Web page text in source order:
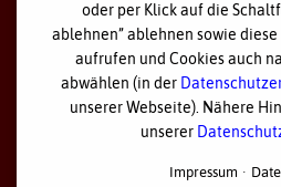
2026 Bayerisches Rotes
Cookie
oder per Klick auf die
ablehnen” ablehnen sowie
aufrufen und Cookies auch
abwählen (in der
unserer Webseite). Nähere
unserer
Impressum